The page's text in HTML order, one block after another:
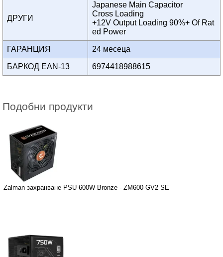
ДРУГИ
Japanese Main Capacitor
Cross Loading
+12V Output Loading 90%+ Of Rat
ed Power
ГАРАНЦИЯ 24 месеца
БАРКОД EAN-13 6974418988615
Подобни продукти
Zalman захранване PSU 600W Bronze - ZM600-GV2 SE